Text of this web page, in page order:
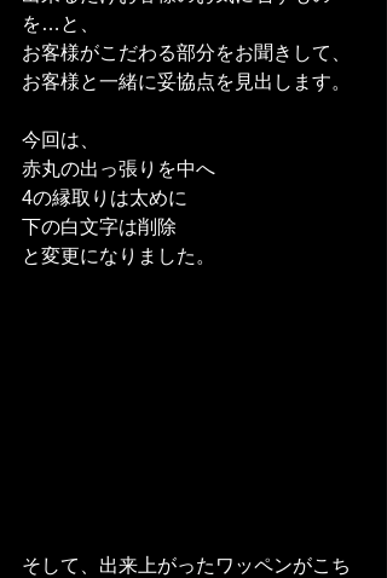
を…と、
お客様がこだわる部分をお聞きして、
お客様と一緒に妥協点を見出します。
今回は、
赤丸の出っ張りを中へ
4の縁取りは太めに
下の白文字は削除
と変更になりました。
そして、出来上がったワッペンがこち